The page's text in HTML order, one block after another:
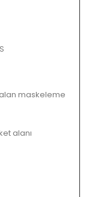
maskeleme
alanı